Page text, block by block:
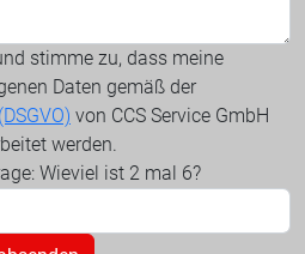
stimme zu, dass meine
Daten gemäß der
von CCS Service GmbH
werden.
Wieviel ist 2 mal 6?